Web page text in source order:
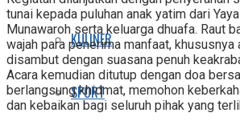
KULINER
SPORT
tunai kepada puluhan anak yatim dari
Munawaroh serta keluarga dhuafa. Raut
wajah para penerima manfaat, khususnya
disambut dengan suasana penuh
Acara kemudian ditutup dengan doa
berlangsung khidmat, memohon
dan kebaikan bagi seluruh pihak yang